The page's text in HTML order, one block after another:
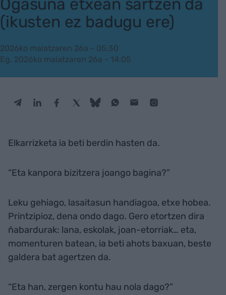
Ogasuna etxean sartzen da
(ikusten ez badugu ere)
2026ko maiatzaren 26a - 05:30
Eg. 2026ko maiatzaren 26a - 14:05
Elkarrizketa ia beti berdin hasten da.
“Eta kanpora bizitzera joango bagina?”
Leku gehiago, lasaitasun handiagoa, etxe hobea.
Printzipioz, dena ondo dago. Gero etortzen dira
ñabardurak: lana, eskolak, joan-etorriak… eta,
momenturen batean, ia beti ahots baxuan, beste
galdera bat agertzen da.
“Eta han, zergen kontu hau nola dago?”